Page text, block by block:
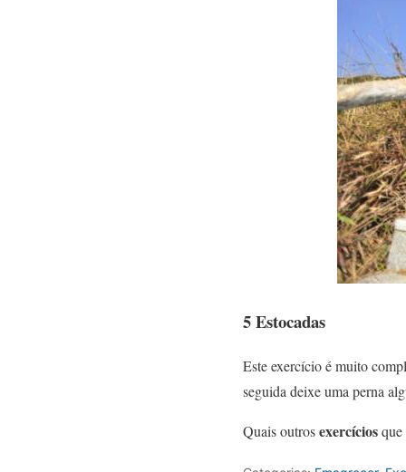
5 Estocadas
Este exercício é muito
seguida deixe uma perna
Quais outrosexercícios